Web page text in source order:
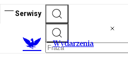
Serwisy
Wydarzenia